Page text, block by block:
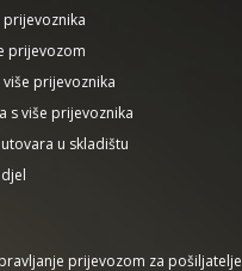
prijevoznika
prijevozom
prijevoznika
s više prijevoznika
u skladištu
prijevozom za pošiljatelje